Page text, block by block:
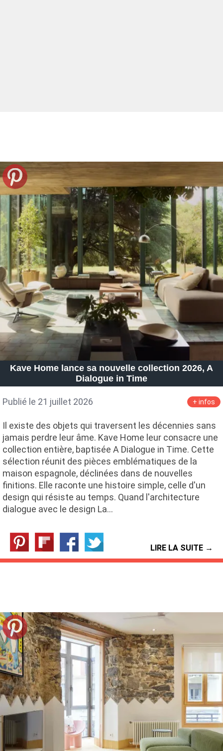
Kave Home lance sa nouvelle collection 2026, A
Dialogue in Time
Publié le 21 juillet 2026 + infos
Il existe des objets qui traversent les décennies sans
jamais perdre leur âme. Kave Home leur consacre une
collection entière, baptisée A Dialogue in Time. Cette
sélection réunit des pièces emblématiques de la
maison espagnole, déclinées dans de nouvelles
finitions. Elle raconte une histoire simple, celle d'un
design qui résiste au temps. Quand l'architecture
dialogue avec le design La…
LIRE LA SUITE →